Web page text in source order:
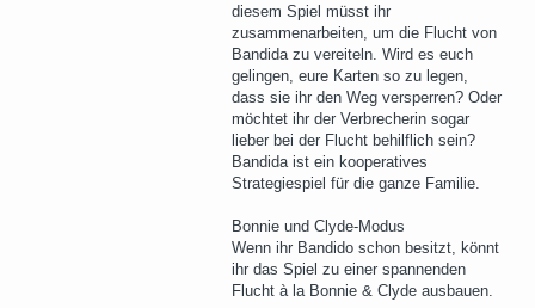
diesem Spiel müsst ihr
zusammenarbeiten, um die Flucht von
Bandida zu vereiteln. Wird es euch
gelingen, eure Karten so zu legen,
dass sie ihr den Weg versperren? Oder
möchtet ihr der Verbrecherin sogar
lieber bei der Flucht behilflich sein?
Bandida ist ein kooperatives
Strategiespiel für die ganze Familie.
Bonnie und Clyde-Modus
Wenn ihr Bandido schon besitzt, könnt
ihr das Spiel zu einer spannenden
Flucht à la Bonnie & Clyde ausbauen.